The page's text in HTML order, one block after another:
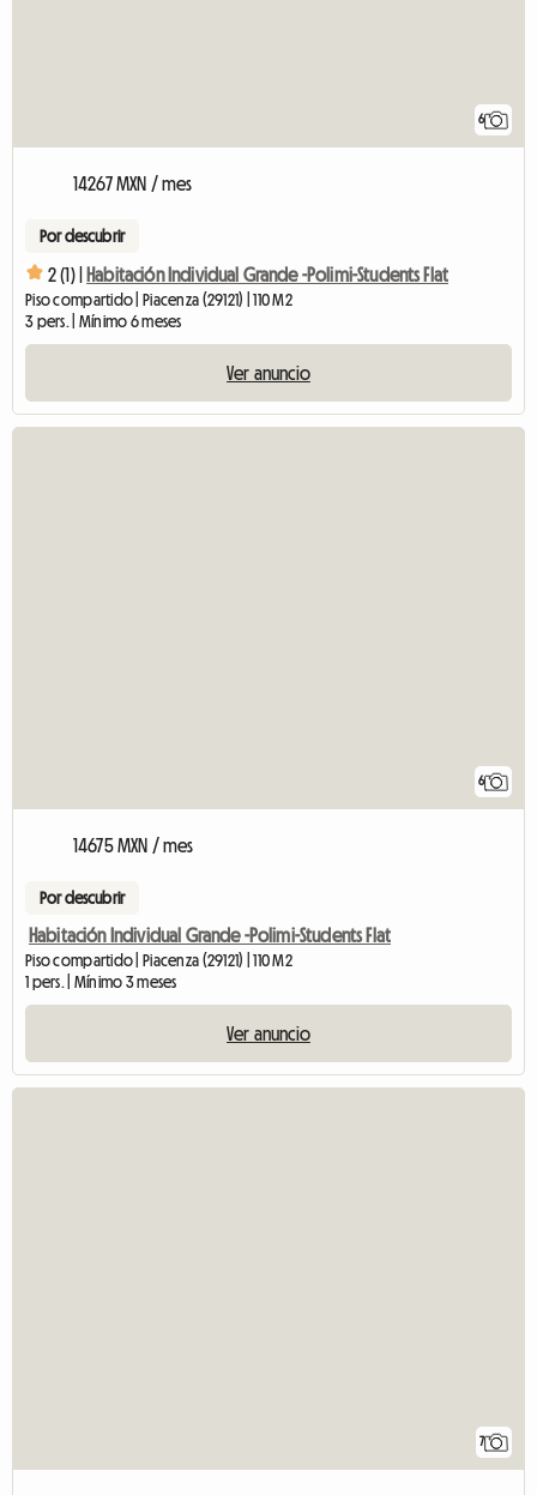
6
14267 MXN / mes
Por descubrir
2 (1) | Habitación Individual Grande -Polimi-Students Flat
Piso compartido | Piacenza (29121) | 110 M2
3 pers. | Mínimo 6 meses
Ver anuncio
6
14675 MXN / mes
Por descubrir
Habitación Individual Grande -Polimi-Students Flat
Piso compartido | Piacenza (29121) | 110 M2
1 pers. | Mínimo 3 meses
Ver anuncio
7